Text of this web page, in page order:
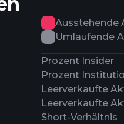
Ausstehende
Umlaufende
Prozent Insider
Prozent
Leerverkaufte
Leerverkaufte
Short-Verhältnis